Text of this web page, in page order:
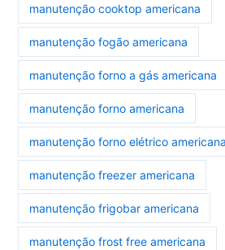
manutenção cooktop americana
manutenção fogão americana
manutenção forno a gás americana
manutenção forno americana
manutenção forno elétrico americana
manutenção freezer americana
manutenção frigobar americana
manutenção frost free americana